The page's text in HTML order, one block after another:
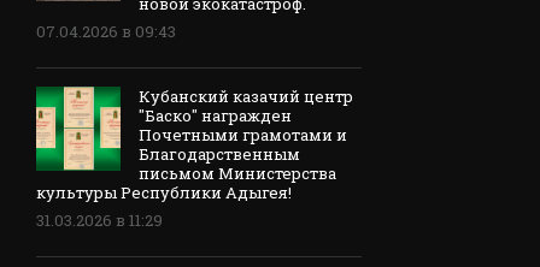
07.04.2026 в 09:43
Кубанский казачий центр
"Баско" награжден
Почетными грамотами и
Благодарственным
письмом Министерства
культуры Республики Адыгея!
31.03.2026 в 11:29